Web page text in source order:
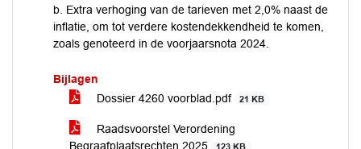
b. Extra verhoging van de tarieven met 2,0% naast de
inflatie, om tot verdere kostendekkendheid te komen,
zoals genoteerd in de voorjaarsnota 2024.
Bijlagen
Dossier 4260 voorblad.pdf
21 KB
Raadsvoorstel Verordening
Begraafplaatsrechten 2025
123 KB